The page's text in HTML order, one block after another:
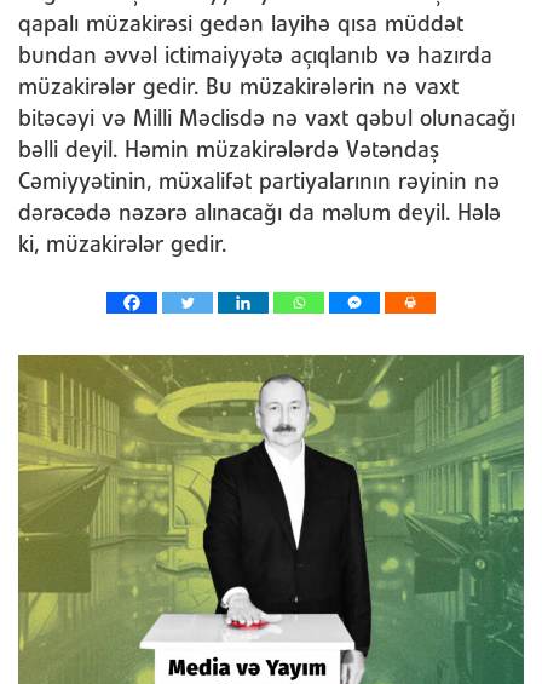
qapalı müzakirəsi gedən layihə qısa müddət
bundan əvvəl ictimaiyyətə açıqlanıb və hazırda
müzakirələr gedir. Bu müzakirələrin nə vaxt
bitəcəyi və Milli Məclisdə nə vaxt qəbul olunacağı
bəlli deyil. Həmin müzakirələrdə Vətəndaş
Cəmiyyətinin, müxalifət partiyalarının rəyinin nə
dərəcədə nəzərə alınacağı da məlum deyil. Hələ
ki, müzakirələr gedir.